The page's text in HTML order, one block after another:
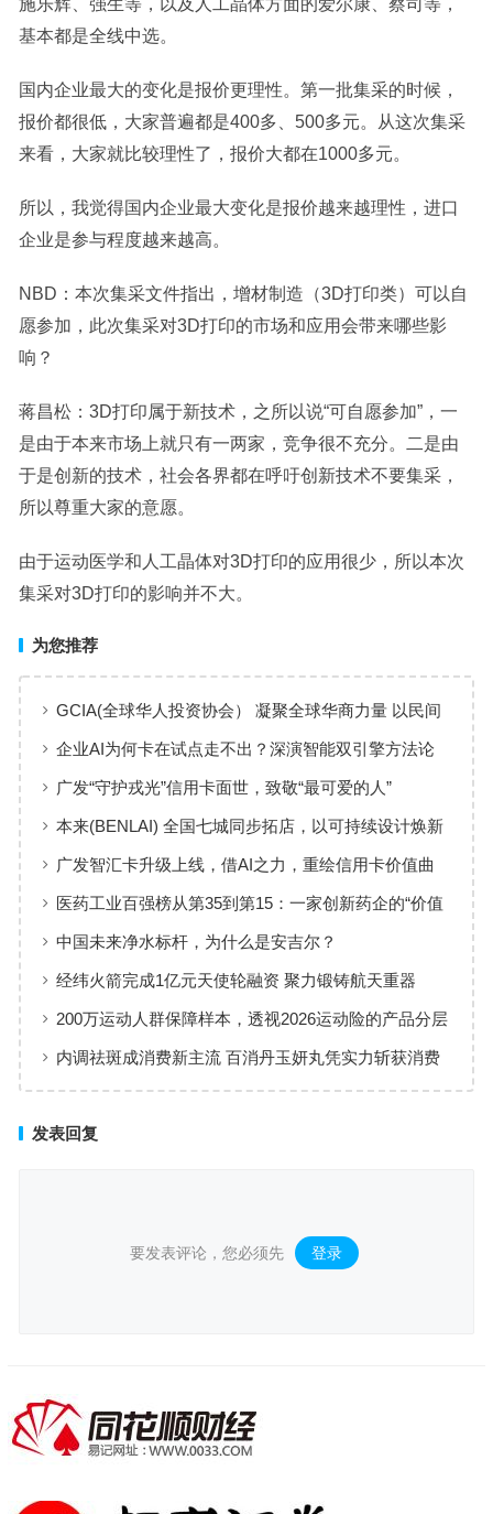
施乐辉、 强生等，以及人工晶体方面的爱尔康、蔡司等，
基本都是全线中选。
国内企业最大的变化是报价更理性。第一批集采的时候，
报价都很低，大家普遍都是400多、500多元。从这次集采
来看，大家就比较理性了，报价大都在1000多元。
所以，我觉得国内企业最大变化是报价越来越理性，进口
企业是参与程度越来越高。
NBD：本次集采文件指出，增材制造（3D打印类）可以自
愿参加，此次集采对3D打印的市场和应用会带来哪些影
响？
蒋昌松： 3D打印属于新技术，之所以说“可自愿参加”，一
是由于本来市场上就只有一两家，竞争很不充分。二是由
于是创新的技术，社会各界都在呼吁创新技术不要集采，
所以尊重大家的意愿。
由于运动医学和人工晶体对3D打印的应用很少，所以本次
集采对3D打印的影响并不大。
为您推荐
GCIA(全球华人投资协会） 凝聚全球华商力量 以民间
交流赋能从业者共同成长
企业AI为何卡在试点走不出？深演智能双引擎方法论
回答：卡点不在模型，而在使用方式
广发“守护戎光”信用卡面世，致敬“最可爱的人”
本来(BENLAI) 全国七城同步拓店，以可持续设计焕新
品牌体验
广发智汇卡升级上线，借AI之力，重绘信用卡价值曲
线
医药工业百强榜从第35到第15：一家创新药企的“价值
增长”样本
中国未来净水标杆，为什么是安吉尔？
经纬火箭完成1亿元天使轮融资 聚力锻铸航天重器
200万运动人群保障样本，透视2026运动险的产品分层
与适配逻辑
内调祛斑成消费新主流 百消丹玉妍丸凭实力斩获消费
发表回复
要发表评论，您必须先 登录 。